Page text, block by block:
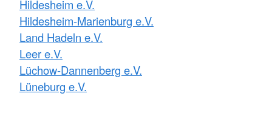
Hildesheim e.V.
Hildesheim-Marienburg e.V.
Land Hadeln e.V.
Leer e.V.
Lüchow-Dannenberg e.V.
Lüneburg e.V.